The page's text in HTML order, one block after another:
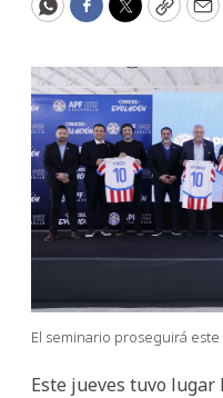
WhatsApp
Facebook
Twitter
Copy
El seminario proseguirá este
Este jueves tuvo